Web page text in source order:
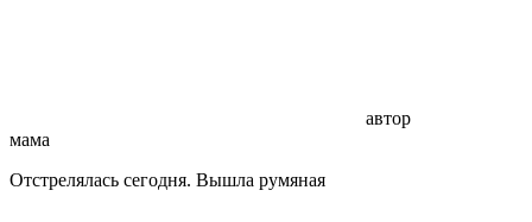
автор
мама
Отстрелялась сегодня. Вышла румяная